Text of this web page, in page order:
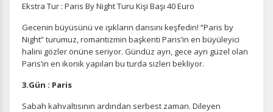
Ekstra Tur : Paris By Night Turu Kişi Başı 40 Euro
Gecenin büyüsünü ve ışıkların dansını keşfedin! “Paris by
Night” turumuz, romantizmin başkenti Paris’in en büyüleyici
halini gözler önüne seriyor. Gündüz ayrı, gece ayrı güzel olan
Paris’in en ikonik yapıları bu turda sizleri bekliyor.
3.Gün : Paris
Sabah kahvaltısının ardından serbest zaman. Dileyen